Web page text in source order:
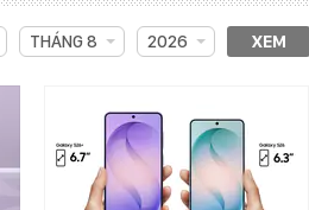
THÁNG 8 2026 XEM